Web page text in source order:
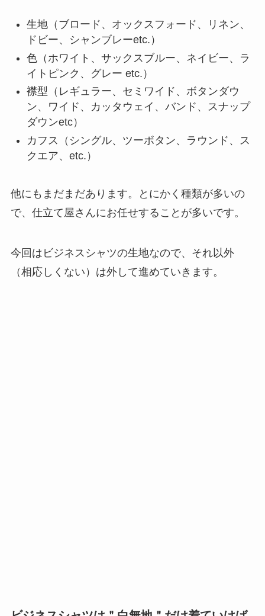
生地（ブロード、オックスフォード、リネン、
ドビー、シャンブレーetc.）
色（ホワイト、サックスブルー、ネイビー、ラ
イトピンク、グレー etc.）
襟型（レギュラー、セミワイド、ボタンダウ
ン、ワイド、カッタウェイ、バンド、スナップ
ダウンetc）
カフス（シングル、ツーボタン、ラウンド、ス
クエア、etc.）
他にもまだまだあります。とにかく種類が多いの
で、仕立て屋さんにお任せすることが多いです。
今回はビジネスシャツの生地なので、それ以外
（相応しくない）は外して進めていきます。